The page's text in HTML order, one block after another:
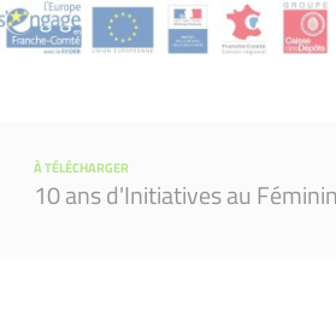
À TÉLÉCHARGER
10 ans d'Initiatives au